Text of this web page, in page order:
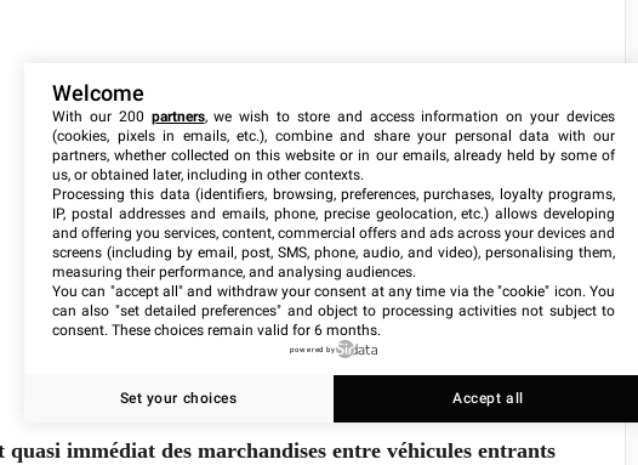
immédiat des marchandises entre véhicules entrants
Welcome
With our 200 partners, we wish to store and access information on your devices
(cookies, pixels in emails, etc.), combine and share your personal data with our
partners, whether collected on this website or in our emails, already held by some of
us, or obtained later, including in other contexts.
Processing this data (identifiers, browsing, preferences, purchases, loyalty programs,
IP, postal addresses and emails, phone, precise geolocation, etc.) allows developing
and offering you services, content, commercial offers and ads across your devices and
screens (including by email, post, SMS, phone, audio, and video), personalising them,
measuring their performance, and analysing audiences.
You can "accept all" and withdraw your consent at any time via the "cookie" icon. You
can also "set detailed preferences" and object to processing activities not subject to
consent. These choices remain valid for 6 months.
powered by
Set your choices Accept all